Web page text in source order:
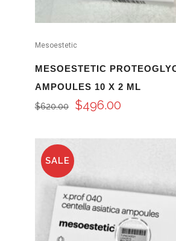
Mesoestetic
MESOESTETIC
AMPOULES 10 X 2 ML
$620.00 $496.00
SALE